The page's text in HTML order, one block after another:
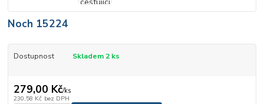
Noch 15224
Dostupnost Skladem 2 ks
279,00 Kč/ks
230,58 Kč bez DPH